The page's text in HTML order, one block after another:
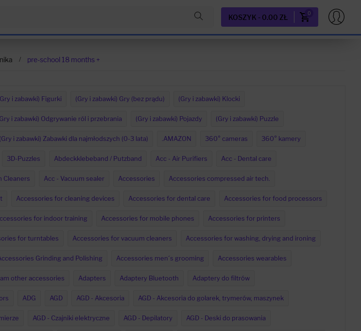
KOSZYK - 0.00 ZŁ 0
pre-school 18 months +
i zabawki) Figurki (Gry i zabawki) Gry (bez prądu) (Gry i zabawki) Klocki
i zabawki) Odgrywanie ról i przebrania (Gry i zabawki) Pojazdy (Gry i zabawki) Puzzle
(Gry i zabawki) Zabawki dla najmłodszych (0-3 lata) .AMAZON 360° cameras 360° kamery
3D-Puzzles Abdeckklebeband / Putzband Acc - Air Purifiers Acc - Dental care
Cleaners Acc - Vacuum sealer Accessories Accessories compressed air tech.
Accessories for cleaning devices Accessories for dental care Accessories for food processors
for indoor training Accessories for mobile phones Accessories for printers
for turntables Accessories for vacuum cleaners Accessories for washing, drying and ironing
Grinding and Polishing Accessories men´s grooming Accessories wearables
other accessories Adapters Adaptery Bluetooth Adaptery do filtrów
ADG AGD AGD - Akcesoria AGD - Akcesoria do golarek, trymerów, maszynek
AGD - Czajniki elektryczne AGD - Depilatory AGD - Deski do prasowania